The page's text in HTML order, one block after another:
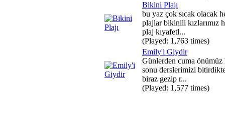
Bikini Plajı
bu yaz çok sıcak olacak
plajlar bikinili kızlarımız
plaj kıyafetl...
(Played: 1,763 times)
Emily'i Giydir
Günlerden cuma önümüz
sonu derslerimizi
biraz gezip r...
(Played: 1,577 times)